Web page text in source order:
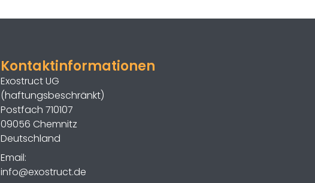
Kontaktinformationen
Exostruct UG
(haftungsbeschränkt)
Postfach 710107
09056 Chemnitz
Deutschland
Email:
info@exostruct.de